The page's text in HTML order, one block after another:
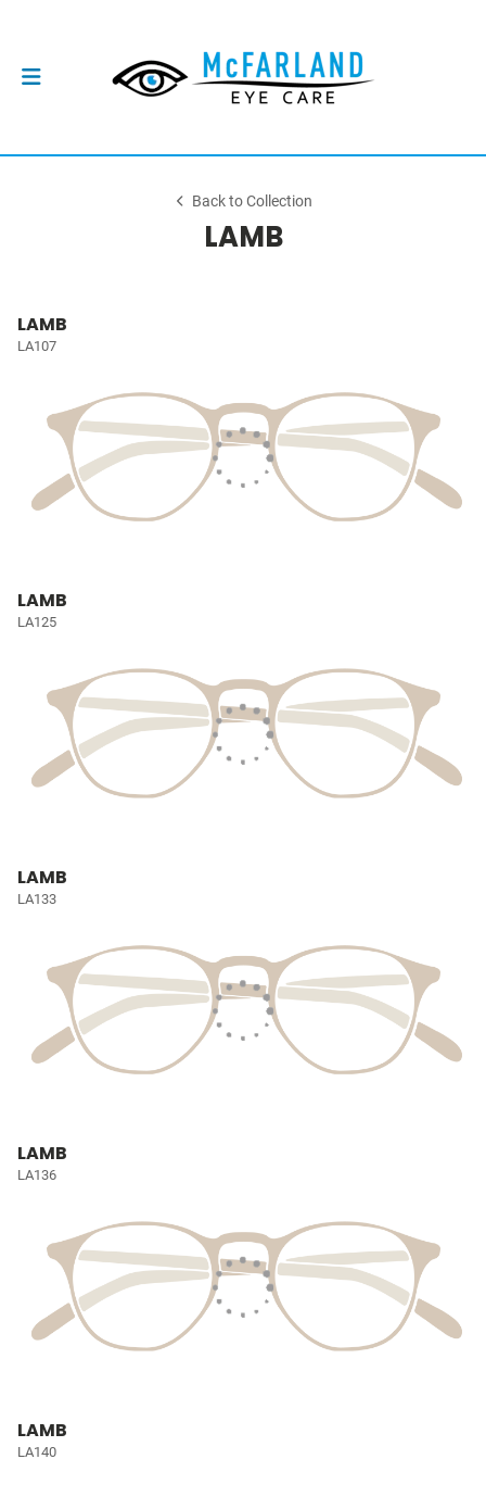
Back to Collection
LAMB
LAMB
LA107
LAMB
LA125
LAMB
LA133
LAMB
LA136
LAMB
LA140